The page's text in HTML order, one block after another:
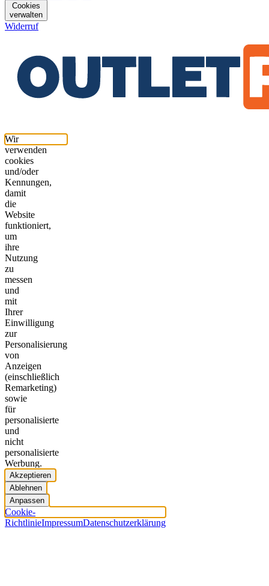
Cookies
verwalten
Widerruf
Wir
verwenden
cookies
und/oder
Kennungen,
damit
die
Website
funktioniert,
um
ihre
Nutzung
zu
messen
und
mit
Ihrer
Einwilligung
zur
Personalisierung
von
Anzeigen
(einschließlich
Remarketing)
sowie
für
personalisierte
und
nicht
personalisierte
Werbung.
Akzeptieren
Ablehnen
Anpassen
Cookie-
RichtlinieImpressumDatenschutzerklärung